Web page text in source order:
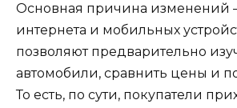
Основная причина изменений
интернета и мобильных
позволяют предварительно
автомобили, сравнить цены и
То есть, по сути, покупатели